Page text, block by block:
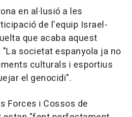
en al·lusió a les
de l'equip Israel-
que acaba aquest
societat espanyola ja no
culturals i esportius
el genocidi".
Forces i Cossos de